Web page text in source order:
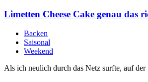
Limetten Cheese Cake genau das
Backen
Saisonal
Weekend
Als ich neulich durch das Netz surfte, auf